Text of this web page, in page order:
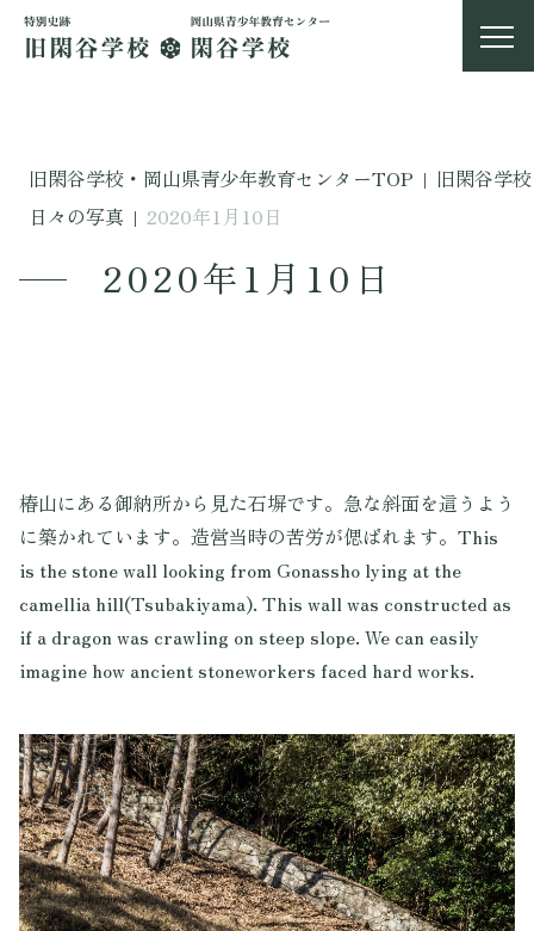
旧閑谷学校・岡山県青少年教育センターTOP | 旧閑谷学校
日々の写真 | 2020年1月10日
2020年1月10日
椿山にある御納所から見た石塀です。急な斜面を這うよう
に築かれています。造営当時の苦労が偲ばれます。This
is the stone wall looking from Gonassho lying at the
camellia hill(Tsubakiyama). This wall was constructed as
if a dragon was crawling on steep slope. We can easily
imagine how ancient stoneworkers faced hard works.